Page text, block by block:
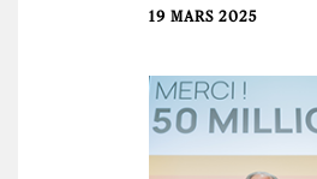
19 MARS 2025